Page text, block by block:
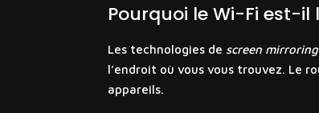
Pourquoi le Wi-Fi est-
Les technologies de screen mirroring
l’endroit où vous vous trouvez. Le
appareils.